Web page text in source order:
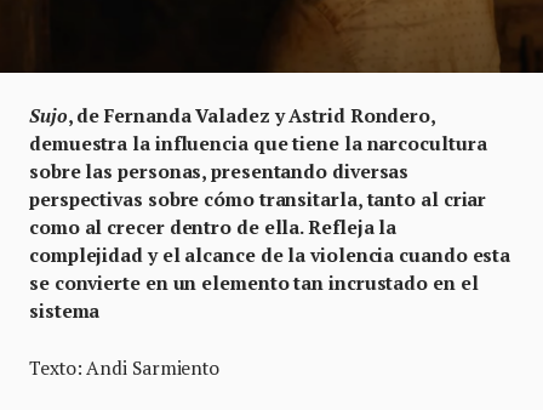
Sujo, de Fernanda Valadez y Astrid Rondero,
demuestra la influencia que tiene la narcocultura
sobre las personas, presentando diversas
perspectivas sobre cómo transitarla, tanto al criar
como al crecer dentro de ella. Refleja la
complejidad y el alcance de la violencia cuando esta
se convierte en un elemento tan incrustado en el
sistema
Texto: Andi Sarmiento